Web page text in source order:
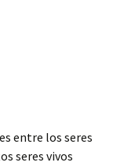
entre los seres
seres vivos